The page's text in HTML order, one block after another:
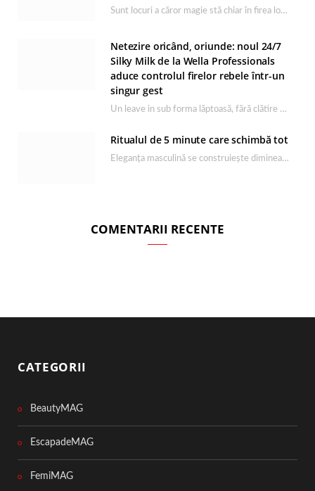
Sunt locuri a căror magie stă chiar în firea lor naturală, iar Lacul Ursu din…
Netezire oricând, oriunde: noul 24/7
Silky Milk de la Wella Professionals
aduce controlul firelor rebele într-un
singur gest
Un leave in sub forma lăptoasă, fără clătire care completează rutina Ultimate Smooth și transformă…
Ritualul de 5 minute care schimbă tot
Eleganța masculină se construiește dimineața, în câteva minute și cu produsele potrivite. O rutină de…
COMENTARII RECENTE
CATEGORII
BeautyMAG
EscapadeMAG
FemiMAG